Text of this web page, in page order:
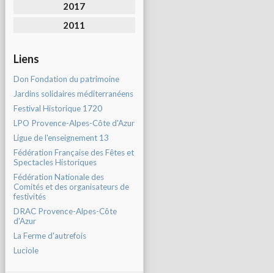
2017
2011
Liens
Don Fondation du patrimoine
Jardins solidaires méditerranéens
Festival Historique 1720
LPO Provence-Alpes-Côte d'Azur
Ligue de l'enseignement 13
Fédération Française des Fêtes et
Spectacles Historiques
Fédération Nationale des
Comités et des organisateurs de
festivités
DRAC Provence-Alpes-Côte
d'Azur
La Ferme d'autrefois
Luciole